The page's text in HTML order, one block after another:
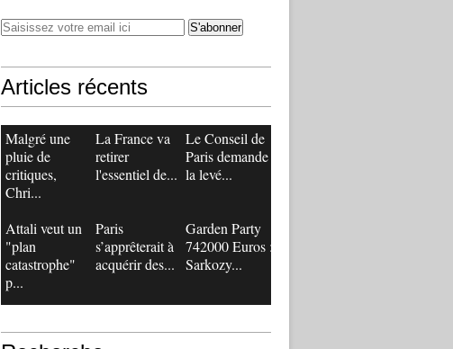
Articles récents
Malgré une
pluie de
critiques,
Chri...
La France va
retirer
l'essentiel de...
Le Conseil de
Paris demande
la levé...
Attali veut un
"plan
catastrophe"
p...
Paris
s’apprêterait à
acquérir des...
Garden Party
742000 Euros :
Sarkozy...